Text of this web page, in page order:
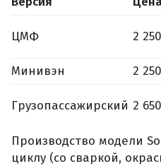
ЦМФ 2
Минивэн
2
Грузопассажирский 2
Производство модели
циклу (со сваркой,